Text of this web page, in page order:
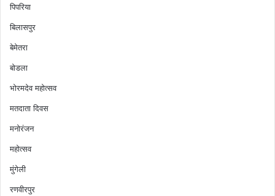
पिपरिया
बिलासपुर
बेमेतरा
बोडला
भोरमदेव महोत्सव
मतदाता दिवस
मनोरंजन
महोत्सव
मुंगेली
रणवीरपुर